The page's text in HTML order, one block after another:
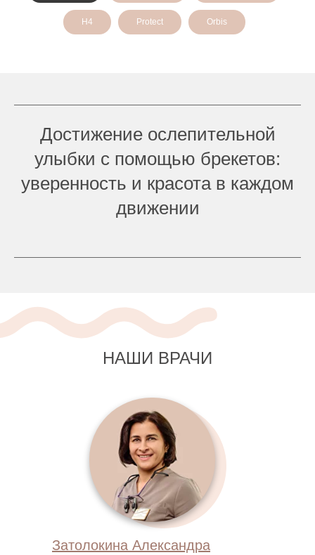
H4 Protect Orbis
Достижение ослепительной
улыбки с помощью брекетов:
уверенность и красота в каждом
движении
НАШИ ВРАЧИ
Затолокина Александра